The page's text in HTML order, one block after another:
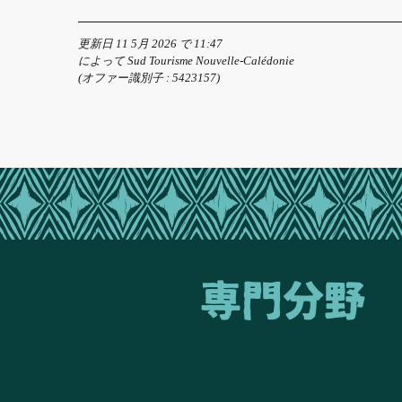
更新日 11 5月 2026 で 11:47
によって Sud Tourisme Nouvelle-Calédonie
(オファー識別子 : 5423157)
専門分野